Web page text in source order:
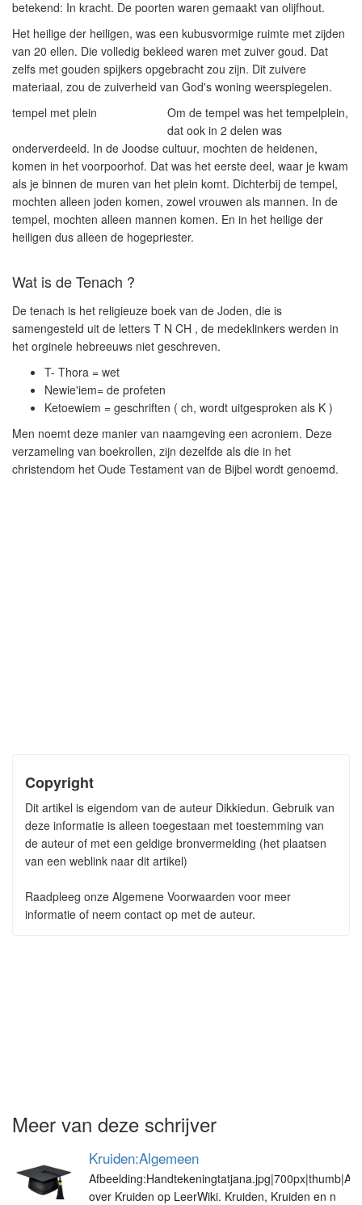
betekend: In kracht. De poorten waren gemaakt van olijfhout.
Het heilige der heiligen, was een kubusvormige ruimte met zijden
van 20 ellen. Die volledig bekleed waren met zuiver goud. Dat
zelfs met gouden spijkers opgebracht zou zijn. Dit zuivere
materiaal, zou de zuiverheid van God's woning weerspiegelen.
tempel met plein
Om de tempel was het tempelplein,
dat ook in 2 delen was
onderverdeeld. In de Joodse cultuur, mochten de heidenen,
komen in het voorpoorhof. Dat was het eerste deel, waar je kwam
als je binnen de muren van het plein komt. Dichterbij de tempel,
mochten alleen joden komen, zowel vrouwen als mannen. In de
tempel, mochten alleen mannen komen. En in het heilige der
heiligen dus alleen de hogepriester.
Wat is de Tenach ?
De tenach is het religieuze boek van de Joden, die is
samengesteld uit de letters T N CH , de medeklinkers werden in
het orginele hebreeuws niet geschreven.
T- Thora = wet
Newie'iem= de profeten
Ketoewiem = geschriften ( ch, wordt uitgesproken als K )
Men noemt deze manier van naamgeving een acroniem. Deze
verzameling van boekrollen, zijn dezelfde als die in het
christendom het Oude Testament van de Bijbel wordt genoemd.
Copyright
Dit artikel is eigendom van de auteur Dikkiedun. Gebruik van
deze informatie is alleen toegestaan met toestemming van
de auteur of met een geldige bronvermelding (het plaatsen
van een weblink naar dit artikel)
Raadpleeg onze Algemene Voorwaarden voor meer
informatie of neem contact op met de auteur.
Meer van deze schrijver
Kruiden:Algemeen
over Kruiden op LeerWiki. Kruiden, Kruiden en n